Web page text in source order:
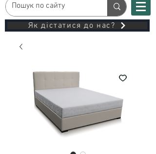
Як дістатися до нас?